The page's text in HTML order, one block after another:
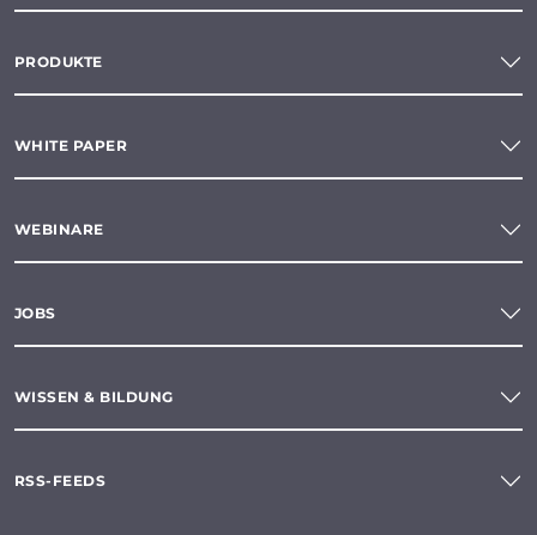
PRODUKTE
WHITE PAPER
WEBINARE
JOBS
WISSEN & BILDUNG
RSS-FEEDS